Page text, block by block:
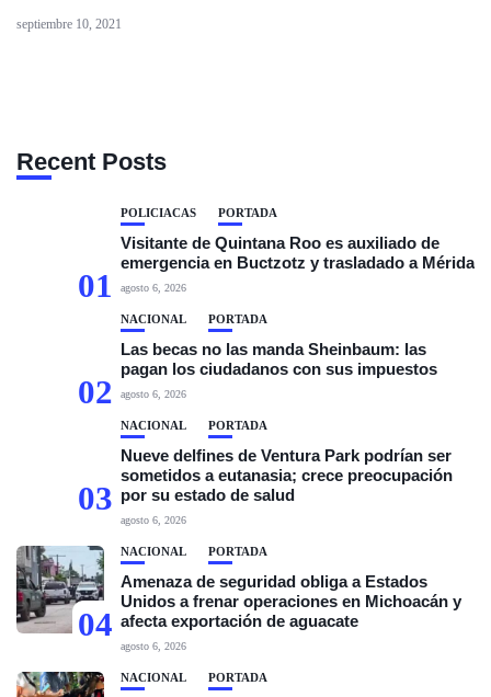
septiembre 10, 2021
Recent Posts
01
POLICIACAS PORTADA
Visitante de Quintana Roo es auxiliado de
emergencia en Buctzotz y trasladado a Mérida
agosto 6, 2026
02
NACIONAL PORTADA
Las becas no las manda Sheinbaum: las
pagan los ciudadanos con sus impuestos
agosto 6, 2026
03
NACIONAL PORTADA
Nueve delfines de Ventura Park podrían ser
sometidos a eutanasia; crece preocupación
por su estado de salud
agosto 6, 2026
04
NACIONAL PORTADA
Amenaza de seguridad obliga a Estados
Unidos a frenar operaciones en Michoacán y
afecta exportación de aguacate
agosto 6, 2026
NACIONAL PORTADA